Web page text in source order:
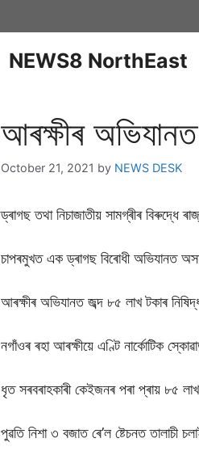
NEWS8 NorthEast
আৰক্ষীৰ
October 21, 2021 by NEWS DESK
ড্ৰাগছ তথা নিচাজাতীয় সামগ্ৰীৰ
চাপৰমুখত এক ড্ৰাগছ বিৰোধী অভিযানত
আৰক্ষীৰ অভিযানত জব্দ ৮৫ লাখ টকাৰ
নগাঁওৰ ৰহা আৰক্ষীয়ে এণ্টি নাৰ্কোটিক
ধৃত সৰবৰাহকাৰী কেইজনৰ পৰা প্ৰায় ৮৫
পুৱতি নিশা ৩ বজাত ৰে’ল ষ্টেচনত তালাচী